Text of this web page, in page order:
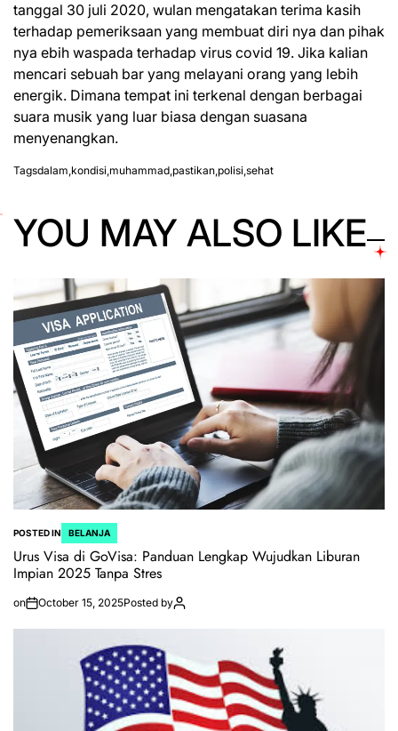
tanggal 30 juli 2020, wulan mengatakan terima kasih
terhadap pemeriksaan yang membuat diri nya dan pihak
nya ebih waspada terhadap virus covid 19. Jika kalian
mencari sebuah bar yang melayani orang yang lebih
energik. Dimana tempat ini terkenal dengan berbagai
suara musik yang luar biasa dengan suasana
menyenangkan.
Tagsdalam,kondisi,muhammad,pastikan,polisi,sehat
YOU MAY ALSO LIKE
POSTED IN BELANJA
Urus Visa di GoVisa: Panduan Lengkap Wujudkan Liburan
Impian 2025 Tanpa Stres
on October 15, 2025Posted by